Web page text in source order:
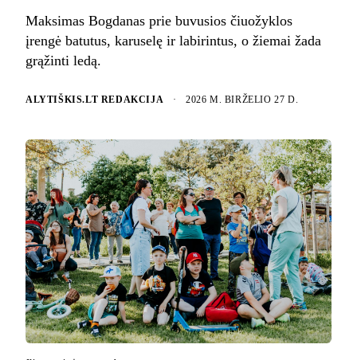
Maksimas Bogdanas prie buvusios čiuožyklos
įrengė batutus, karuselę ir labirintus, o žiemai žada
grąžinti ledą.
ALYTIŠKIS.LT REDAKCIJA · 2026 M. BIRŽELIO 27 D.